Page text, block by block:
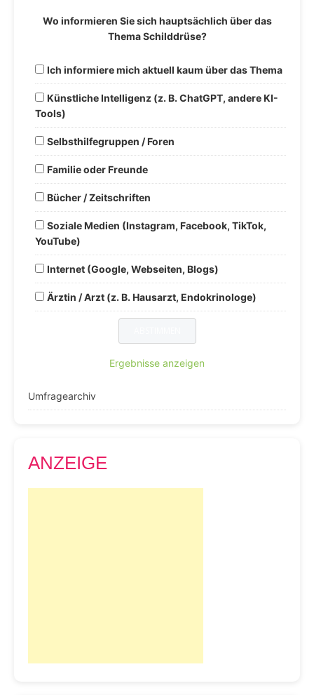
Wo informieren Sie sich hauptsächlich über das
Thema Schilddrüse?
Ich informiere mich aktuell kaum über das Thema
Künstliche Intelligenz (z. B. ChatGPT, andere KI-
Tools)
Selbsthilfegruppen / Foren
Familie oder Freunde
Bücher / Zeitschriften
Soziale Medien (Instagram, Facebook, TikTok,
YouTube)
Internet (Google, Webseiten, Blogs)
Ärztin / Arzt (z. B. Hausarzt, Endokrinologe)
Ergebnisse anzeigen
Umfragearchiv
ANZEIGE